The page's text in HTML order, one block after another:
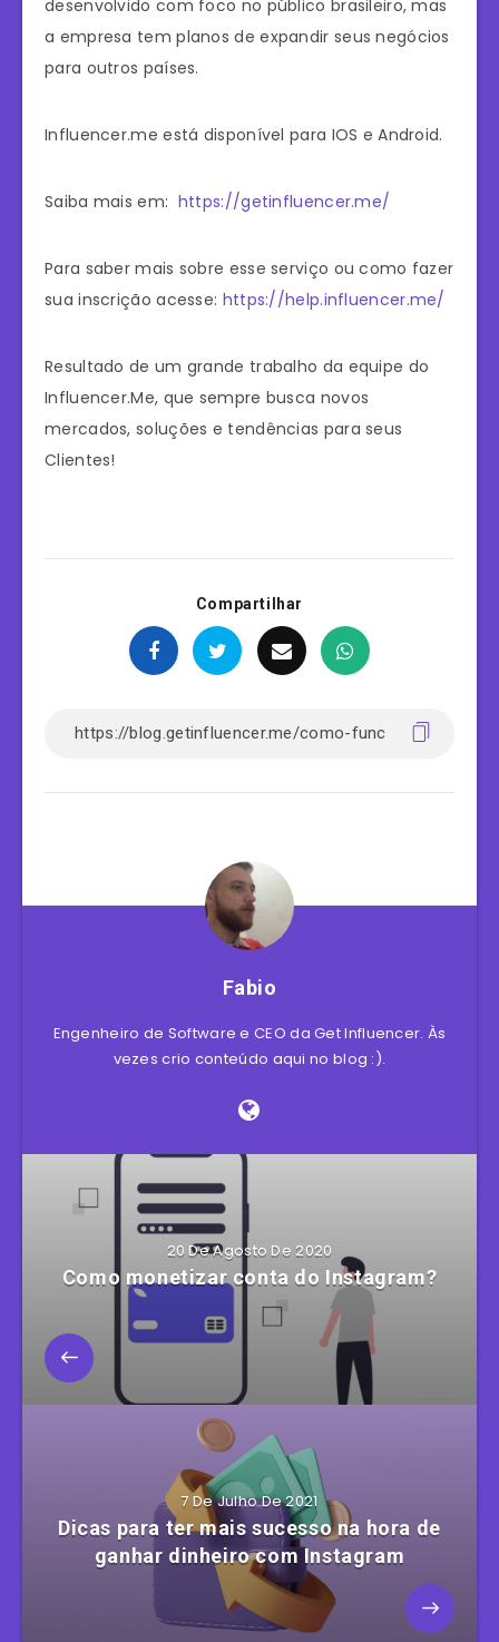
desenvolvido com foco no público brasileiro, mas
a empresa tem planos de expandir seus negócios
para outros países.
Influencer.me está disponível para IOS e Android.
Saiba mais em: https://getinfluencer.me/
Para saber mais sobre esse serviço ou como fazer
sua inscrição acesse: https://help.influencer.me/
Resultado de um grande trabalho da equipe do
Influencer.Me, que sempre busca novos
mercados, soluções e tendências para seus
Clientes!
Compartilhar
Fabio
Engenheiro de Software e CEO da Get Influencer. Às
vezes crio conteúdo aqui no blog :).
20 De Agosto De 2020
Como monetizar conta do Instagram?
7 De Julho De 2021
Dicas para ter mais sucesso na hora de
ganhar dinheiro com Instagram